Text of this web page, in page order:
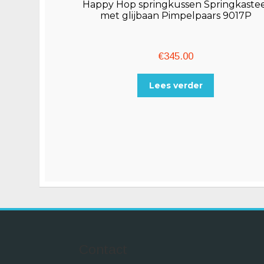
Happy Hop springkussen
met glijbaan Pimpelpaars 9017P
€345.00
Lees verder